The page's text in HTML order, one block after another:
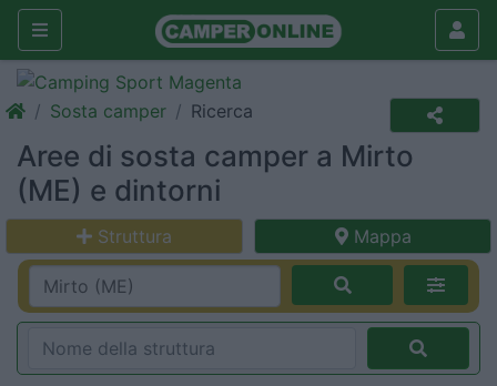
Sosta camper Ricerca
Aree di sosta camper a Mirto
(ME) e dintorni
Struttura Mappa